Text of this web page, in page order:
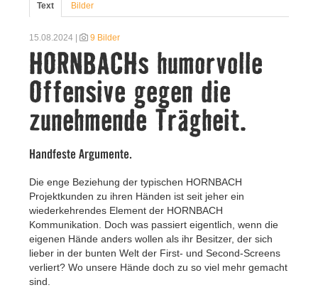
Kontakt
Text Bilder
15.08.2024 | 9 Bilder
HORNBACHs humorvolle
Offensive gegen die
zunehmende Trägheit.
Handfeste Argumente.
Die enge Beziehung der typischen HORNBACH
Projektkunden zu ihren Händen ist seit jeher ein
wiederkehrendes Element der HORNBACH
Kommunikation. Doch was passiert eigentlich, wenn die
eigenen Hände anders wollen als ihr Besitzer, der sich
lieber in der bunten Welt der First- und Second-Screens
verliert? Wo unsere Hände doch zu so viel mehr gemacht
sind.